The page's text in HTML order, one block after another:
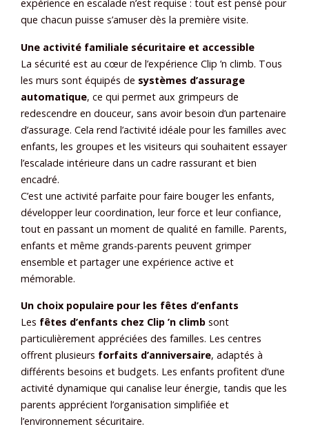
expérience en escalade n’est requise : tout est pensé pour
que chacun puisse s’amuser dès la première visite.
Une activité familiale sécuritaire et accessible
La sécurité est au cœur de l’expérience Clip ’n climb. Tous
les murs sont équipés de systèmes d’assurage
automatique, ce qui permet aux grimpeurs de
redescendre en douceur, sans avoir besoin d’un partenaire
d’assurage. Cela rend l’activité idéale pour les familles avec
enfants, les groupes et les visiteurs qui souhaitent essayer
l’escalade intérieure dans un cadre rassurant et bien
encadré.
C’est une activité parfaite pour faire bouger les enfants,
développer leur coordination, leur force et leur confiance,
tout en passant un moment de qualité en famille. Parents,
enfants et même grands-parents peuvent grimper
ensemble et partager une expérience active et
mémorable.
Un choix populaire pour les fêtes d’enfants
Les fêtes d’enfants chez Clip ’n climb sont
particulièrement appréciées des familles. Les centres
offrent plusieurs forfaits d’anniversaire, adaptés à
différents besoins et budgets. Les enfants profitent d’une
activité dynamique qui canalise leur énergie, tandis que les
parents apprécient l’organisation simplifiée et
l’environnement sécuritaire.